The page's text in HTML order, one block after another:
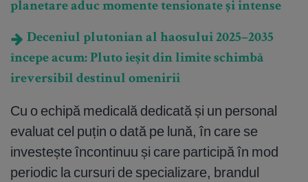
planetare aduc momente tensionate și intense
Deceniul plutonian al haosului 2025–2035
începe acum: Pluto ieșit din limite schimbă
ireversibil destinul omenirii
Cu o echipă medicală dedicată și un personal
evaluat cel puțin o dată pe lună, în care se
investește încontinuu și care participă în mod
periodic la cursuri de specializare, brandul